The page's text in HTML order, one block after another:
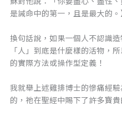
是誡命中的第一，且是最大的。
換句話說，如果一個人不認識
「人」到底是什麼樣的活物，
的實際方法或操作型定義！
我就舉上述雞排博士的慘痛經
的，祂在聖經中賜下了許多寶